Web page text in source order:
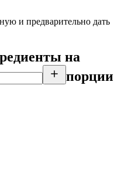
и предварительно дать
на
порции